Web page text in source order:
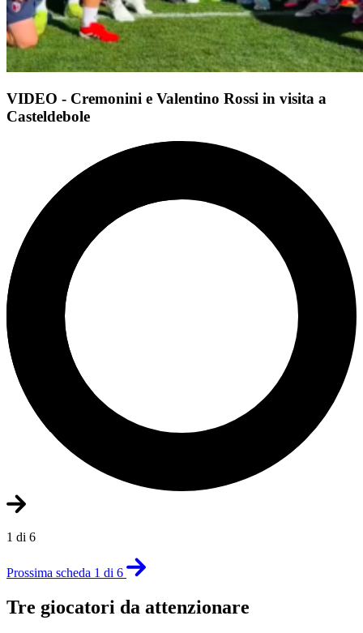
VIDEO - Cremonini e Valentino Rossi in visita a
Casteldebole
1 di 6
Prossima scheda 1 di 6
Tre giocatori da attenzionare